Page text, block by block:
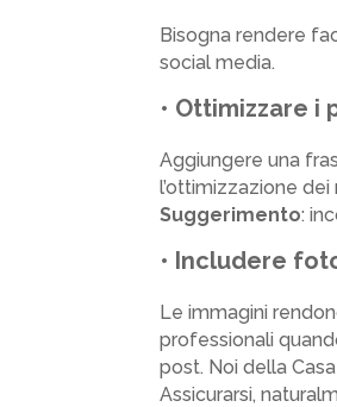
Bisogna rendere
social media.
• Ottimizzare i
Aggiungere una
l’ottimizzazione
Suggerimento:
• Includere
Le immagini
professionali
post. Noi della
Assicurarsi,